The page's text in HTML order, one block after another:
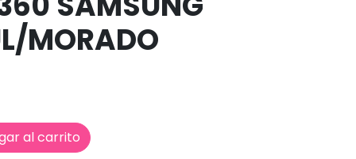
MORADO
al carrito